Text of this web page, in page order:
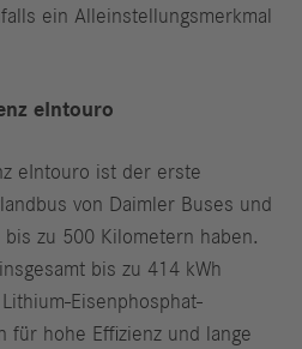
ein Alleinstellungsmerkmal
eIntouro
eIntouro ist der erste
von Daimler Buses und
zu 500 Kilometern haben.
bis zu 414 kWh
Eisenphosphat-
für hohe Effizienz und lange